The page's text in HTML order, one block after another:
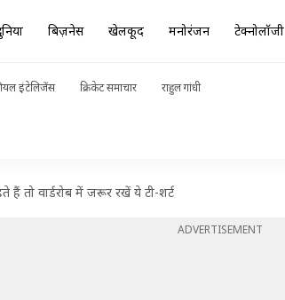
बिज़नेस खेलकूद मनोरंजन टेक्नोलॉजी
इंटेलिजेंस क्रिकेट समाचार राहुल गांधी
तो वार्डरोब में जरूर रखें ये टी-शर्ट
ADVERTISEMENT